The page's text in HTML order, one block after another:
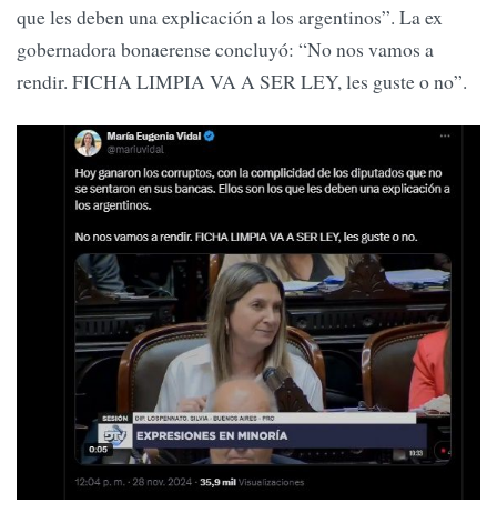
que les deben una explicación a los argentinos”. La ex
gobernadora bonaerense concluyó: “No nos vamos a
rendir. FICHA LIMPIA VA A SER LEY, les guste o no”.